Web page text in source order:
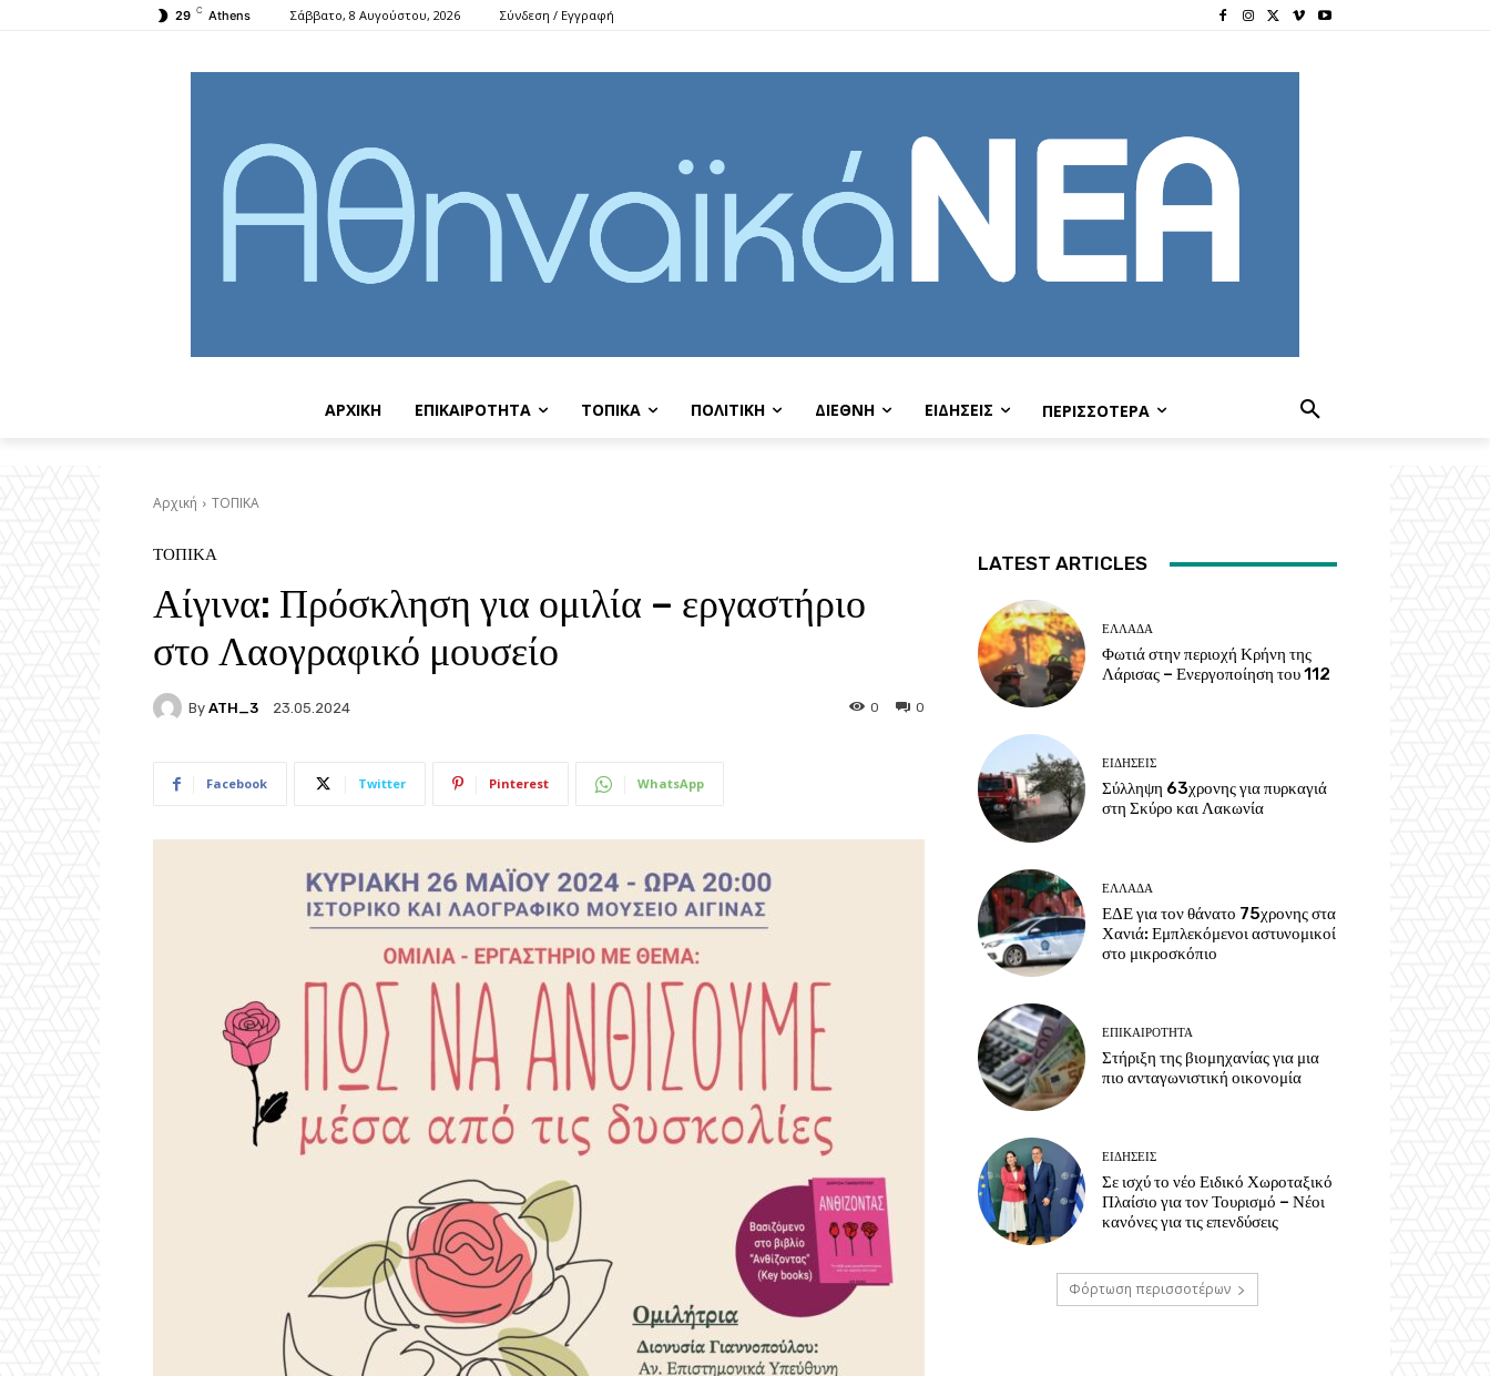
29 C Athens Σάββατο, 8 Αυγούστου, 2026 Σύνδεση / Εγγραφή
ΑΡΧΙΚΗ ΕΠΙΚΑΙΡΟΤΗΤΑ ΤΟΠΙΚΑ ΠΟΛΙΤΙΚΗ ΔΙΕΘΝΗ EIΔΗΣΕΙΣ ΠΕΡΙΣΣΟΤΕΡΑ
Αρχική ΤΟΠΙΚΑ
ΤΟΠΙΚΑ
Αίγινα: Πρόσκληση για ομιλία – εργαστήριο
στο Λαογραφικό μουσείο
By ATH_3 23.05.2024 0
0
Facebook Twitter Pinterest WhatsApp
LATEST ARTICLES
ΕΛΛΑΔΑ
Φωτιά στην περιοχή Κρήνη της
Λάρισας – Ενεργοποίηση του 112
ΕΙΔΗΣΕΙΣ
Σύλληψη 63χρονης για πυρκαγιά
στη Σκύρο και Λακωνία
ΕΛΛΑΔΑ
ΕΔΕ για τον θάνατο 75χρονης στα
Χανιά: Εμπλεκόμενοι αστυνομικοί
στο μικροσκόπιο
ΕΠΙΚΑΙΡΟΤΗΤΑ
Στήριξη της βιομηχανίας για μια
πιο ανταγωνιστική οικονομία
ΕΙΔΗΣΕΙΣ
Σε ισχύ το νέο Ειδικό Χωροταξικό
Πλαίσιο για τον Τουρισμό – Νέοι
κανόνες για τις επενδύσεις
Φόρτωση περισσοτέρων